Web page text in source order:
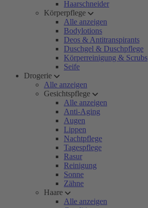
Haarschneider
Körperpflege
Alle anzeigen
Bodylotions
Deos & Antitranspirants
Duschgel & Duschpflege
Körperreinigung & Scrubs
Seife
Drogerie
Alle anzeigen
Gesichtspflege
Alle anzeigen
Anti-Aging
Augen
Lippen
Nachtpflege
Tagespflege
Rasur
Reinigung
Sonne
Zähne
Haare
Alle anzeigen